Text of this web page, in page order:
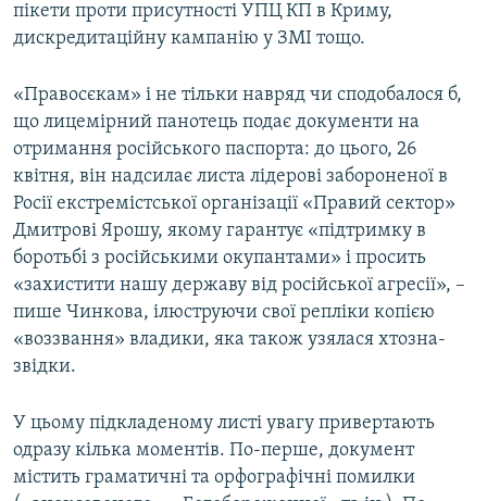
пікети проти присутності УПЦ КП в Криму,
дискредитаційну кампанію у ЗМІ тощо.
«Правосєкам» і не тільки навряд чи сподобалося б,
що лицемірний панотець подає документи на
отримання російського паспорта: до цього, 26
квітня, він надсилає листа лідерові забороненої в
Росії екстремістської організації «Правий сектор»
Дмитрові Ярошу, якому гарантує «підтримку в
боротьбі з російськими окупантами» і просить
«захистити нашу державу від російської агресії», –
пише Чинкова, ілюструючи свої репліки копією
«воззвання» владики, яка також узялася хтозна-
звідки.
У цьому підкладеному листі увагу привертають
одразу кілька моментів. По-перше, документ
містить граматичні та орфографічні помилки